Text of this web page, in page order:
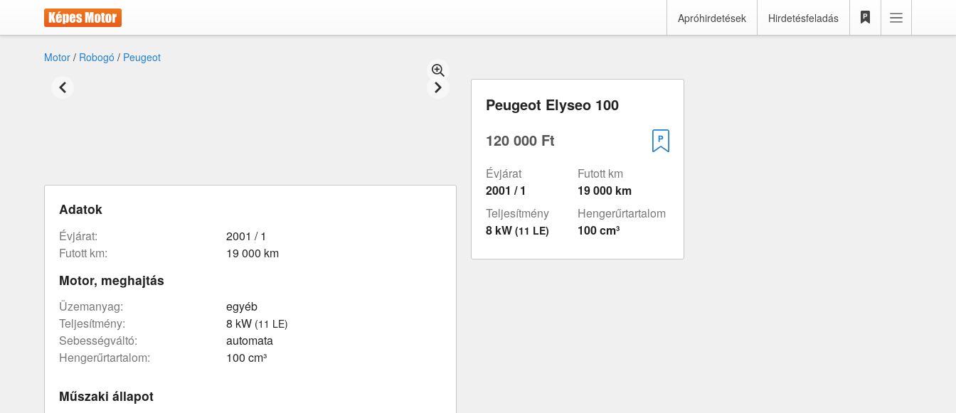
Apróhirdetések Hirdetésfeladás
Motor / Robogó / Peugeot
Peugeot Elyseo 100
120 000 Ft
Évjárat
2001 / 1
Futott km
19 000 km
Teljesítmény
8 kW (11 LE)
Hengerűrtartalom
100 cm³
Adatok
évjárat:
2001 / 1
futott km:
19 000 km
Motor, meghajtás
üzemanyag:
egyéb
teljesítmény:
8 kW (11 LE)
sebességváltó:
automata
hengerűrtartalom:
100 cm³
Műszaki állapot